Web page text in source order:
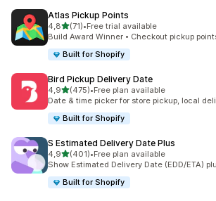
Atlas Pickup Points
4,85 yıldız üzerinden
(71)
toplam 71 değerlendirme
•Free trial available
Build Award Winner • Checkout pickup
Built for Shopify
Bird Pickup Delivery Date
4,95 yıldız üzerinden
(475)
toplam 475 değerlendirme
•Free plan available
Date & time picker for store pickup, local
Built for Shopify
S Estimated Delivery Date Plus
4,95 yıldız üzerinden
(401)
toplam 401 değerlendirme
•Free plan available
Show Estimated Delivery Date (EDD/ETA)
Built for Shopify